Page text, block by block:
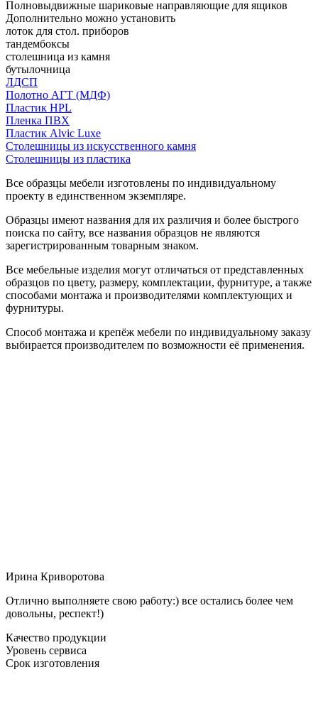
Полновыдвижные шариковые направляющие для ящиков
Дополнительно можно установить
лоток для стол. приборов
тандембоксы
столешница из камня
бутылочница
ЛДСП
Полотно АГТ (МДФ)
Пластик HPL
Пленка ПВХ
Пластик Alvic Luxe
Столешницы из искусственного камня
Столешницы из пластика
Все образцы мебели изготовлены по индивидуальному
проекту в единственном экземпляре.
Образцы имеют названия для их различия и более быстрого
поиска по сайту, все названия образцов не являются
зарегистрированным товарным знаком.
Все мебельные изделия могут отличаться от представленных
образцов по цвету, размеру, комплектации, фурнитуре, а также
способами монтажа и производителями комплектующих и
фурнитуры.
Способ монтажа и крепёж мебели по индивидуальному заказу
выбирается производителем по возможности её применения.
Ирина Криворотова
Отлично выполняете свою работу:) все остались более чем
довольны, респект!)
Качество продукции
Уровень сервиса
Срок изготовления